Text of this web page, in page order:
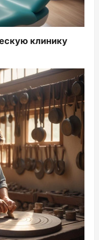
клинику